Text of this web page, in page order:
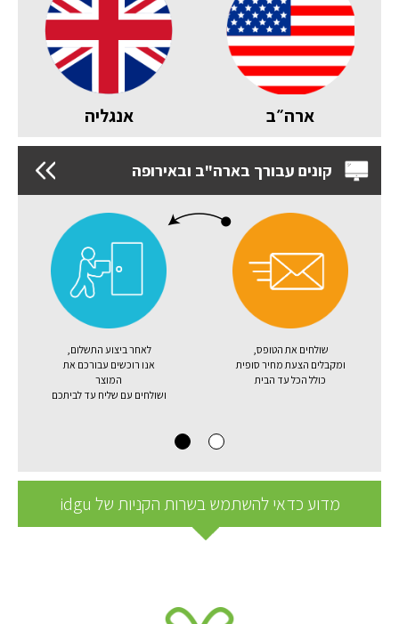
ארה״ב אנגליה
קונים עבורך בארה"ב ובאירופה
שולחים את הטופס,
ומקבלים הצעת מחיר סופית
כולל הכל עד הבית
לאחר ביצוע התשלום,
אנו רוכשים עבורכם את
המוצר
ושולחים עם שליח עד לביתכם
מדוע כדאי להשתמש בשרות הקניות של idgu